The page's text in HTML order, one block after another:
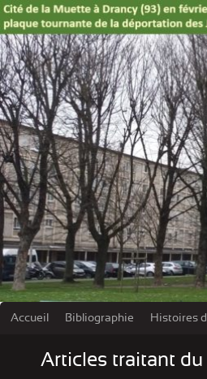
Accueil Bibliographie Histoires
Articles traitant du